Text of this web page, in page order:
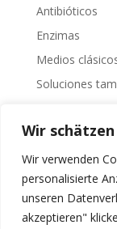
Wir
Wir verwenden
personalisierte
unseren
akzeptieren"
Antibióticos
Enzimas
Medios
Soluciones
Adiciones